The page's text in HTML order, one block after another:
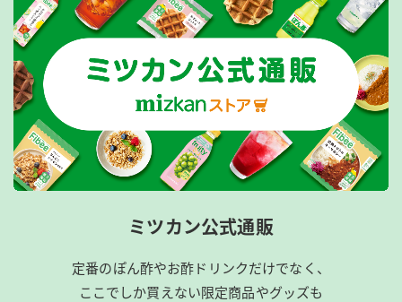
ミツカン公式通販
定番のぽん酢やお酢ドリンクだけでなく、
ここでしか買えない限定商品やグッズも